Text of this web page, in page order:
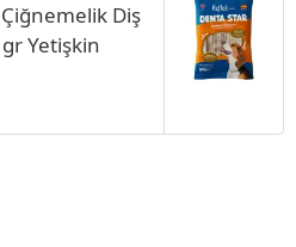
Diş
Yetişkin